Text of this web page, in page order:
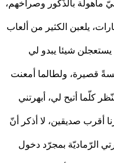
بالذّكور وصراخهم،
يلعبن الكثير من ألعاب
شيئا يبدو لي
ولطالما أمعنت
أتيح لي، أبهرتني
صديقين، لا أذكر أنّ
بمجرّد دخول